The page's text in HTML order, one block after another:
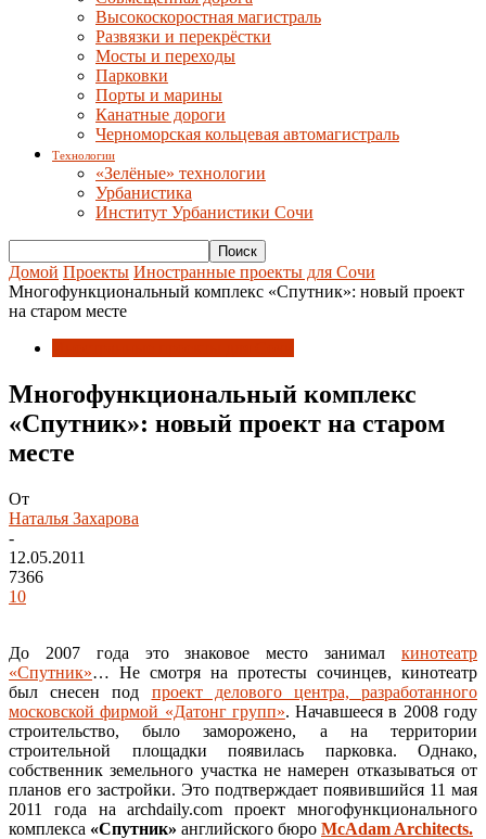
Высокоскоростная магистраль
Развязки и перекрёстки
Мосты и переходы
Парковки
Порты и марины
Канатные дороги
Черноморская кольцевая автомагистраль
Технологии
«Зелёные» технологии
Урбанистика
Институт Урбанистики Сочи
Домой Проекты Иностранные проекты для Сочи
Многофункциональный комплекс «Спутник»: новый проект
на старом месте
Многофункциональный комплекс
«Спутник»: новый проект на старом
месте
От
Наталья Захарова
-
12.05.2011
7366
10
До 2007 года это знаковое место занимал кинотеатр
«Спутник»… Не смотря на протесты сочинцев, кинотеатр
был снесен под проект делового центра, разработанного
московской фирмой «Датонг групп». Начавшееся в 2008 году
строительство, было заморожено, а на территории
строительной площадки появилась парковка. Однако,
собственник земельного участка не намерен отказываться от
планов его застройки. Это подтверждает появившийся 11 мая
2011 года на archdaily.com проект многофункционального
комплекса «Спутник» английского бюро McAdam Architects.